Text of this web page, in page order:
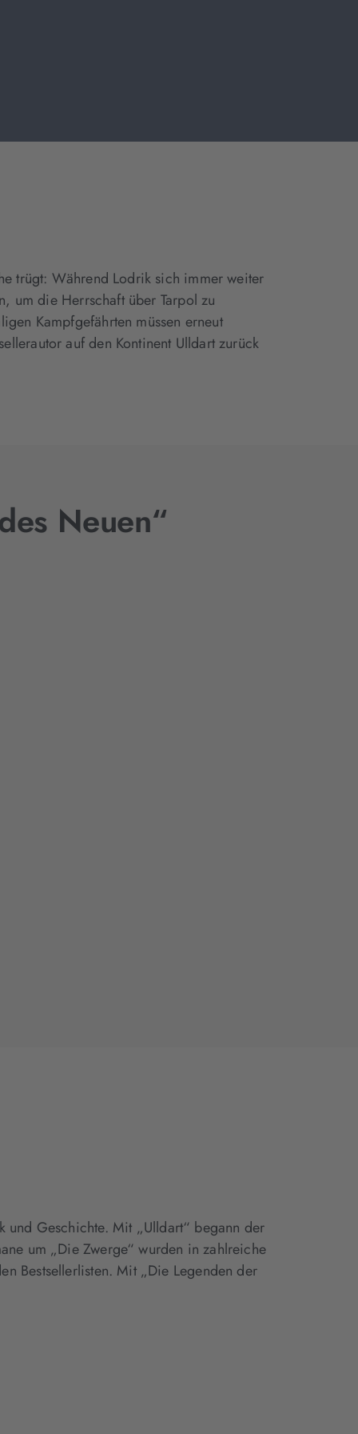
trügt: Während Lodrik sich immer weiter
um die Herrschaft über Tarpol zu
Kampfgefährten müssen erneut
auf den Kontinent Ulldart zurück
Neuen“
und Geschichte. Mit „Ulldart“ begann der
um „Die Zwerge“ wurden in zahlreiche
Bestsellerlisten. Mit „Die Legenden der